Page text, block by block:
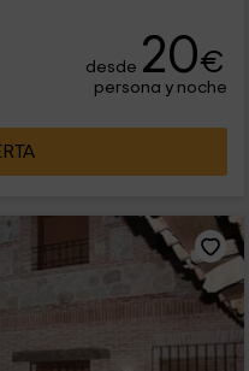
desde 20€
persona y noche